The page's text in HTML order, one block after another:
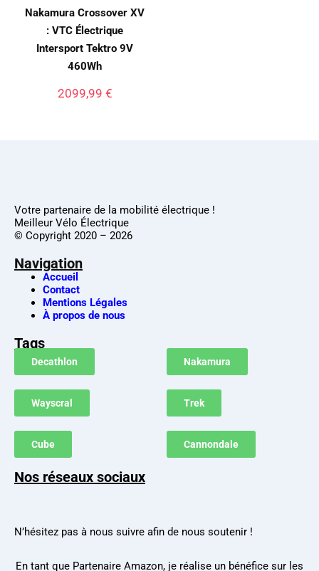
Nakamura Crossover XV
: VTC Électrique
Intersport Tektro 9V
460Wh
2099,99 €
Votre partenaire de la mobilité électrique !
Meilleur Vélo Électrique
© Copyright 2020 – 2026
Navigation
Accueil
Contact
Mentions Légales
À propos de nous
Tags
Decathlon Nakamura
Wayscral Trek
Cube Cannondale
Nos réseaux sociaux
N’hésitez pas à nous suivre afin de nous soutenir !
En tant que Partenaire Amazon, je réalise un bénéfice sur les